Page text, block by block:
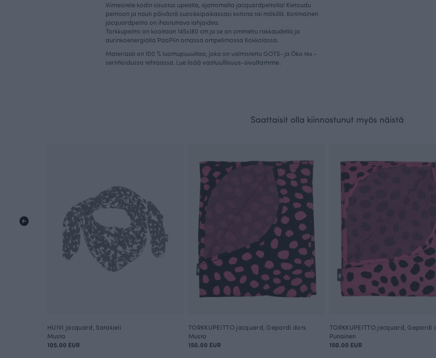
Viimeistele kodin sisustus upealla, ajattomalla jacquardpeitolla! Kietoudu
peittoon ja nauti päivästä suosikkipaikassasi kotona tai mökillä. Kotimainen
jacquardpeitto on ihastuttava lahjaidea.
Torkkupeitto on kooltaan 145x180 cm ja se on ommeltu rakkaudella ja
aurinkoenergialla PaaPiin omassa ompelimossa Kokkolassa.
Materiaali on 100 % luomupuuvillaa, joka on valmistettu GOTS- ja Öko tex -
sertifioidussa tehtaassa. Lue lisää vastuullisuus-sivultamme.
Saattaisit olla kiinnostunut myös näistä
HUIVI jacquard, Satakieli
Musta
105.00 EUR
TORKKUPEITTO jacquard, Gepardi dots
Musta
150.00 EUR
TORKKUPEITTO jacquard, Gepardi
Punainen
150.00 EUR